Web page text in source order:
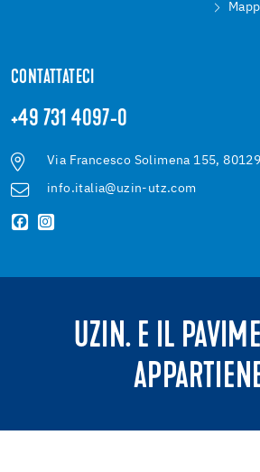
CONTATTATECI
+49 731 4097-0
Via Francesco Solimena 155,
info.italia@uzin-utz.com
UZIN. E IL